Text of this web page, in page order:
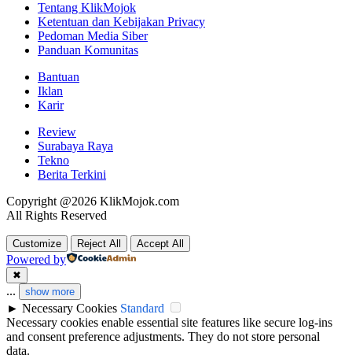
Tentang KlikMojok
Ketentuan dan Kebijakan Privacy
Pedoman Media Siber
Panduan Komunitas
Bantuan
Iklan
Karir
Review
Surabaya Raya
Tekno
Berita Terkini
Copyright @2026 KlikMojok.com
All Rights Reserved
Customize Reject All Accept All
Powered by
✖
... show more
► Necessary Cookies Standard
Necessary cookies enable essential site features like secure log-ins
and consent preference adjustments. They do not store personal
data.